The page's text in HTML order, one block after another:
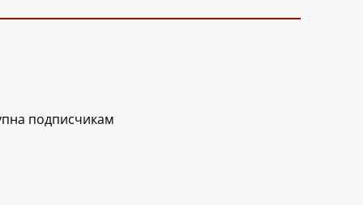
подписчикам